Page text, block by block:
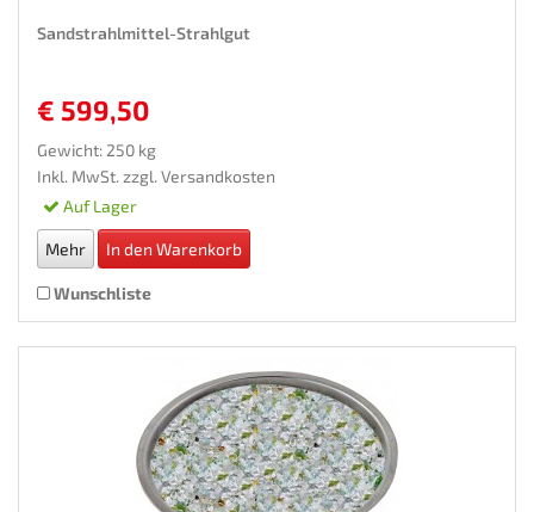
Sandstrahlmittel-Strahlgut
€ 599,50
Gewicht: 250 kg
Inkl. MwSt. zzgl. Versandkosten
Auf Lager
Mehr In den Warenkorb
Wunschliste